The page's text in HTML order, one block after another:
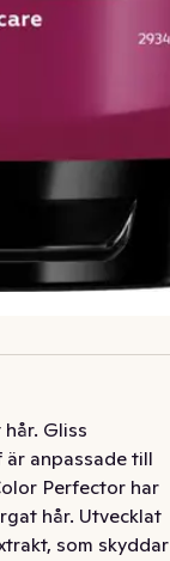
Gliss
anpassade till
Perfector har
hår. Utvecklat
som skyddar